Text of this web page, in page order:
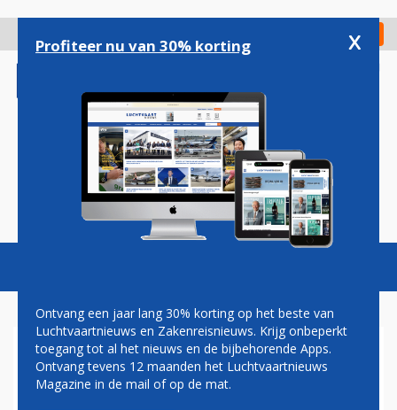
gaan
Check in
Magazine Podcasts Vacatures
HERMAN VONK:
VLIEGOPLEIDINGEN
Profiteer nu van 30% korting x
Ontvang een jaar lang 30% korting op het beste van
Luchtvaartnieuws en Zakenreisnieuws. Krijg onbeperkt
toegang tot al het nieuws en de bijbehorende Apps.
Ontvang tevens 12 maanden het Luchtvaartnieuws
Magazine in de mail of op de mat.